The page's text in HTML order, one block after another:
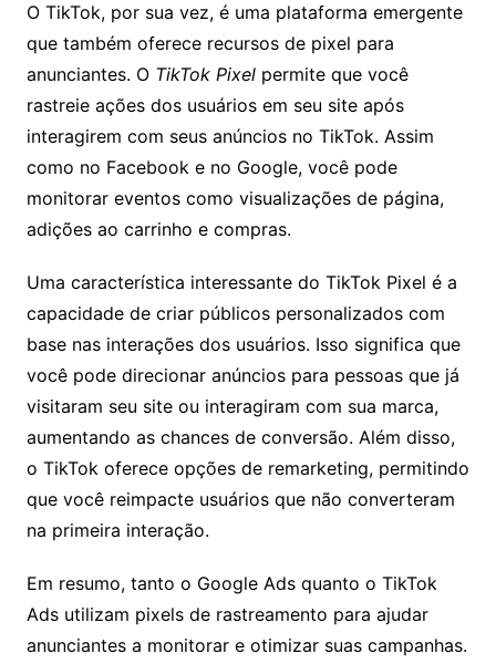
O TikTok, por sua vez, é uma plataforma emergente
que também oferece recursos de pixel para
anunciantes. O TikTok Pixelpermite que você
rastreie ações dos usuários em seu site após
interagirem com seus anúncios no TikTok. Assim
como no Facebook e no Google, você pode
monitorar eventos como visualizações de página,
adições ao carrinho e compras.
Uma característica interessante do TikTok Pixel é a
capacidade de criar públicos personalizados com
base nas interações dos usuários. Isso significa que
você pode direcionar anúncios para pessoas que já
visitaram seu site ou interagiram com sua marca,
aumentando as chances de conversão. Além disso,
o TikTok oferece opções de remarketing, permitindo
que você reimpacte usuários que não converteram
na primeira interação.
Em resumo, tanto o Google Ads quanto o TikTok
Ads utilizam pixels de rastreamento para ajudar
anunciantes a monitorar e otimizar suas campanhas.